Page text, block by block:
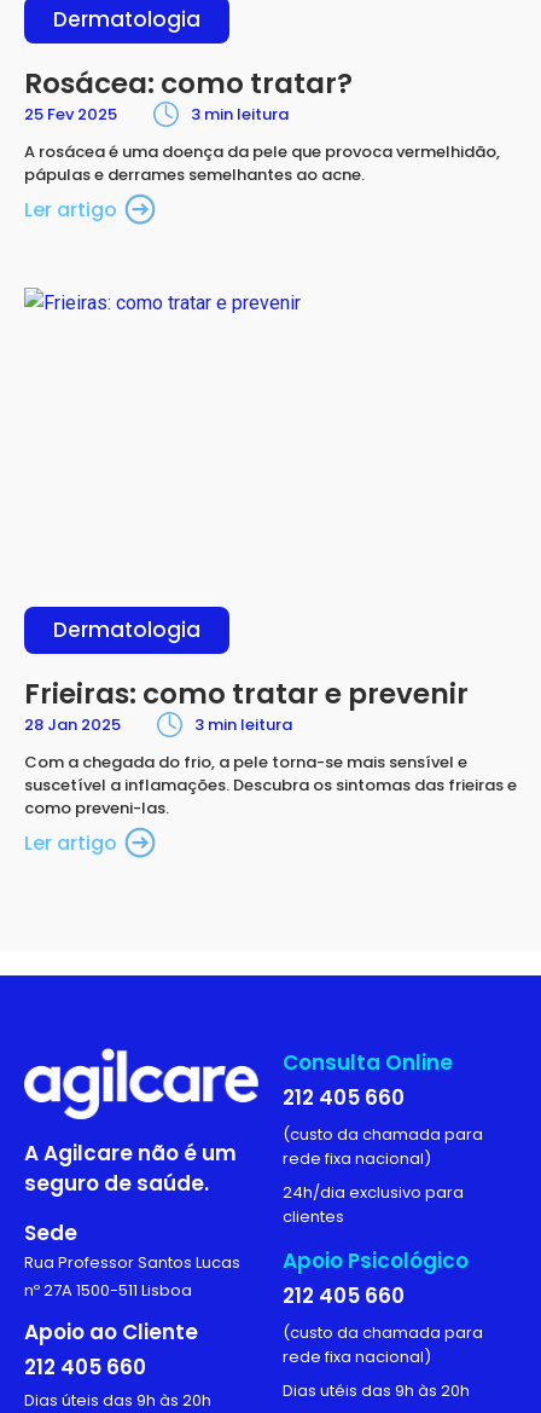
Dermatologia
Rosácea: como tratar?
25 Fev 2025
3 min leitura
A rosácea é uma doença da pele que provoca vermelhidão,
pápulas e derrames semelhantes ao acne.
Ler artigo
Dermatologia
Frieiras: como tratar e prevenir
28 Jan 2025
3 min leitura
Com a chegada do frio, a pele torna-se mais sensível e
suscetível a inflamações. Descubra os sintomas das frieiras e
como preveni-las.
Ler artigo
A Agilcare não é um
seguro de saúde.
Sede
Rua Professor Santos Lucas
nº 27A 1500-511 Lisboa
Apoio ao Cliente
212 405 660
Dias úteis das 9h às 20h
Consulta Online
212 405 660
(custo da chamada para
rede fixa nacional)
24h/dia exclusivo para
clientes
Apoio Psicológico
212 405 660
(custo da chamada para
rede fixa nacional)
Dias utéis das 9h às 20h